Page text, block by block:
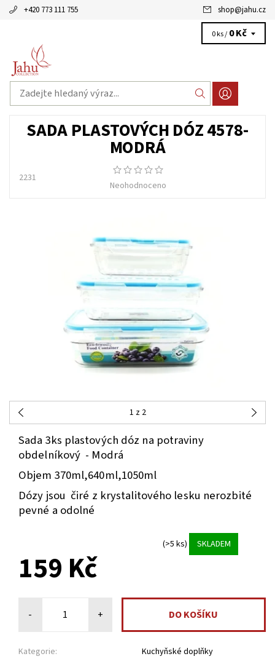
+420 773 111 755 shop@jahu.cz
0 ks / 0 Kč
SADA PLASTOVÝCH DÓZ 4578-
MODRÁ
2231
Neohodnoceno
1 z 2
Sada 3ks plastových dóz na potraviny
obdelníkový - Modrá
Objem 370ml,640ml,1050ml
Dózy jsou čiré z krystalitového lesku nerozbité
pevné a odolné
(>5 ks) SKLADEM
159 Kč
- +
Kategorie: Kuchyňské doplňky